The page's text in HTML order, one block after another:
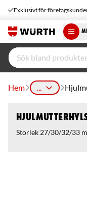
Exklusivt för
Hem ...
Storlek 27/30/32/33